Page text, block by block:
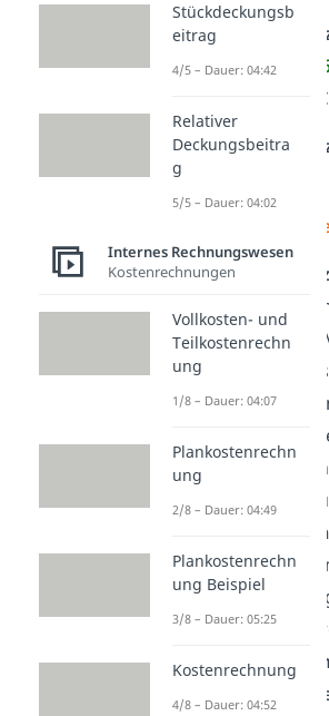
Minuten•15 €
€
Die
betragen damit
Zu den
zählen
Lizenzgebühren
Unternehmen
berühmten
ihren Produkten
dafür
Lizenzgebühren
Markennamen zu
ordnest die
nicht nur einem
sondern der
Stückdeckungsb
eitrag
4/5 – Dauer: 04:42
Relativer
Deckungsbeitra
g
5/5 – Dauer: 04:02
Internes Rechnungswesen
Kostenrechnungen
Vollkosten- und
Teilkostenrechn
ung
1/8 – Dauer: 04:07
Plankostenrechn
ung
2/8 – Dauer: 04:49
Plankostenrechn
ung Beispiel
3/8 – Dauer: 05:25
Kostenrechnung
4/8 – Dauer: 04:52